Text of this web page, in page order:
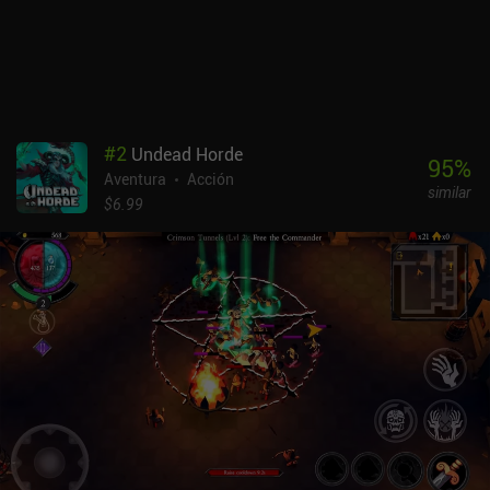
juego, es probable que te encante.
#2 Undead Horde
Aventura
Acción
$6.99
95%
similar